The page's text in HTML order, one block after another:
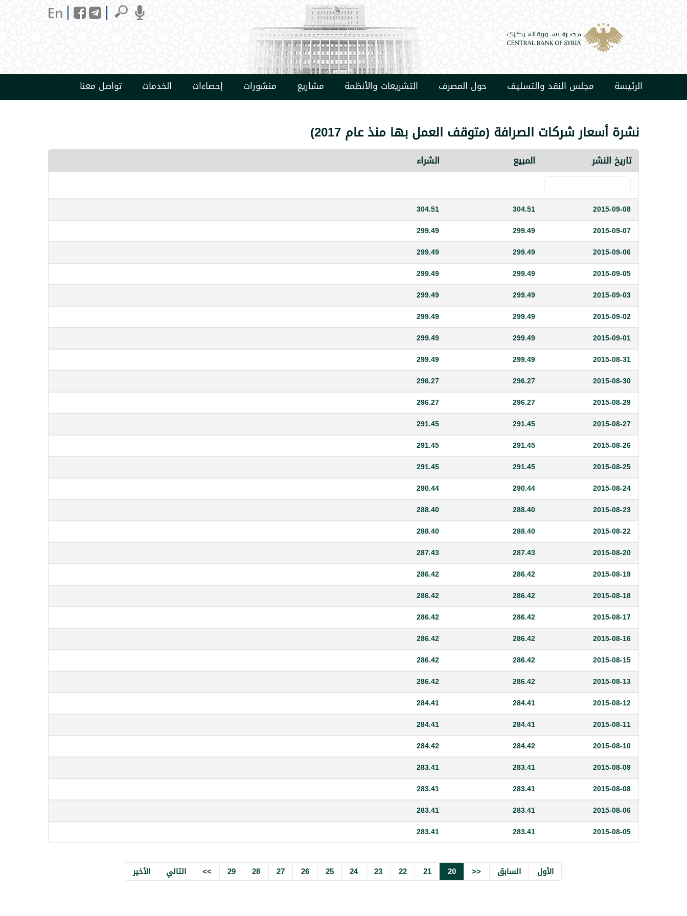
الرئيسة مجلس النقد والتسليف حول المصرف التشريعات والأنظمة مشاريع منشورات إحصاءات الخدمات تواصل معنا
نشرة أسعار شركات الصرافة (متوقف العمل بها منذ عام 2017)
تاريخ النشر المبيع الشراء
2015-09-08
304.51
304.51
2015-09-07
299.49
299.49
2015-09-06
299.49
299.49
2015-09-05
299.49
299.49
2015-09-03
299.49
299.49
2015-09-02
299.49
299.49
2015-09-01
299.49
299.49
2015-08-31
299.49
299.49
2015-08-30
296.27
296.27
2015-08-29
296.27
296.27
2015-08-27
291.45
291.45
2015-08-26
291.45
291.45
2015-08-25
291.45
291.45
2015-08-24
290.44
290.44
2015-08-23
288.40
288.40
2015-08-22
288.40
288.40
2015-08-20
287.43
287.43
2015-08-19
286.42
286.42
2015-08-18
286.42
286.42
2015-08-17
286.42
286.42
2015-08-16
286.42
286.42
2015-08-15
286.42
286.42
2015-08-13
286.42
286.42
2015-08-12
284.41
284.41
2015-08-11
284.41
284.41
2015-08-10
284.42
284.42
2015-08-09
283.41
283.41
2015-08-08
283.41
283.41
2015-08-06
283.41
283.41
2015-08-05
283.41
283.41
الأول السابق <<
20
21
22
23
24
25
26
27
28
29
>> التالي الأخير